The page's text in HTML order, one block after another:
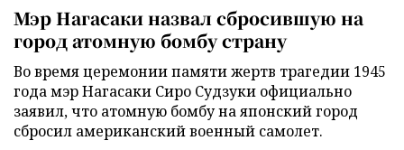
Мэр Нагасаки назвал сбросившую на
город атомную бомбу страну
Во время церемонии памяти жертв трагедии 1945
года мэр Нагасаки Сиро Судзуки официально
заявил, что атомную бомбу на японский город
сбросил американский военный самолет.